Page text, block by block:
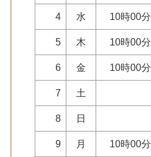
つくばみらい市
4 水 10時00分
5 木 10時00分
6 金 10時00分
7 土
8 日
9 月 10時00分